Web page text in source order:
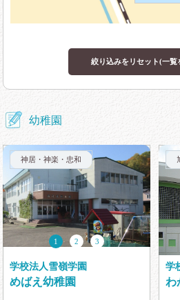
さらな保育園
めばえ幼稚園
絞り込みをリセット(一覧
幼稚園
神居・神楽・忠和
1 2 3
学校法人雪嶺学園
めばえ幼稚園
学
わ